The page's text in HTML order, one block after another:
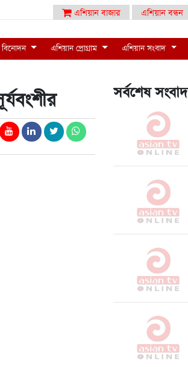
এশিয়ান বাজার এশিয়ান বন্ধন
বিনোদন এশিয়ান প্রোগ্রাম এশিয়ান সংবাদ
সর্বশেষ সংবাদ